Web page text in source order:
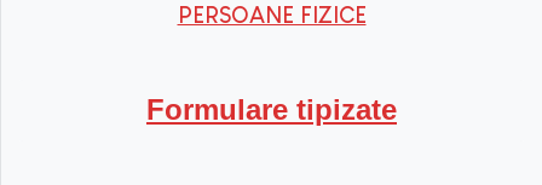
PERSOANE FIZICE
Formulare tipizate